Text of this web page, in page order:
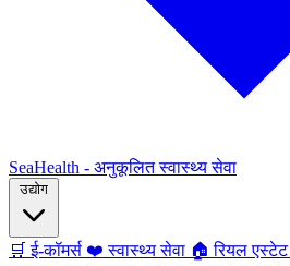
SeaHealth - अनुकूलित स्वास्थ्य सेवा
🛒 ई-कॉमर्स ❤️ स्वास्थ्य सेवा 🏠 रियल एस्टेट